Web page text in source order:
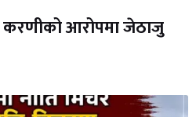
करणीको आरोपमा जेठाजु